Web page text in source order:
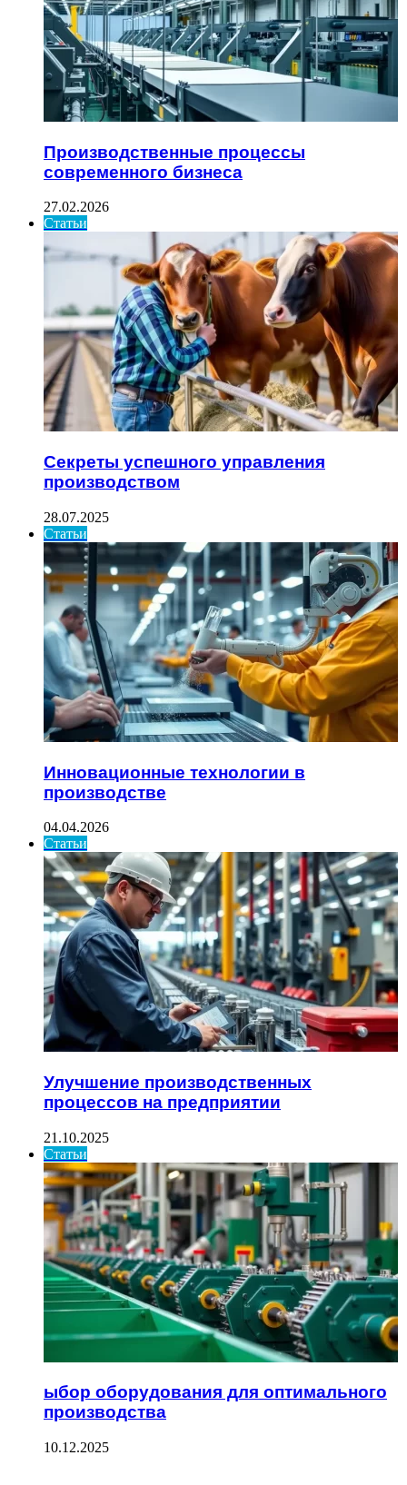
Производственные процессы
современного бизнеса
27.02.2026
Статьи
Секреты успешного управления
производством
28.07.2025
Статьи
Инновационные технологии в
производстве
04.04.2026
Статьи
Улучшение производственных
процессов на предприятии
21.10.2025
Статьи
ыбор оборудования для оптимального
производства
10.12.2025